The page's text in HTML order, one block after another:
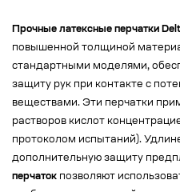
Прочные латексные перчатки
повышенной толщиной
стандартными моделями,
защиту рук при контакте с
веществами. Эти перчатки
растворов кислот
протоколом испытаний).
дополнительную защиту
перчаток позволяют